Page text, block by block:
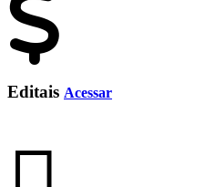
Editais Acessar